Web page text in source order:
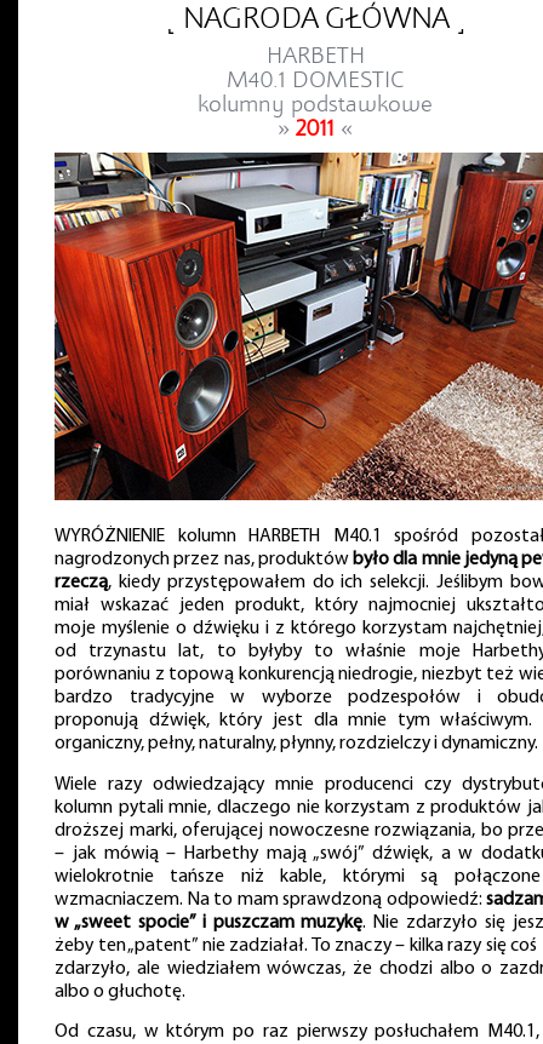
˻ NAGRODA GŁÓWNA ˼
HARBETH
M40.1 DOMESTIC
kolumny podstawkowe
» 2011 «
WYRÓŻNIENIE kolumn HARBETH M40.1 spośród
nagrodzonych przez nas, produktów było dla mnie jedyną
rzeczą, kiedy przystępowałem do ich selekcji. Jeślibym
miał wskazać jeden produkt, który najmocniej
moje myślenie o dźwięku i z którego korzystam
od trzynastu lat, to byłyby to właśnie moje
porównaniu z topową konkurencją niedrogie, niezbyt też
bardzo tradycyjne w wyborze podzespołów i
proponują dźwięk, który jest dla mnie tym właściwym.
organiczny, pełny, naturalny, płynny, rozdzielczy i dynamiczny.
Wiele razy odwiedzający mnie producenci czy
kolumn pytali mnie, dlaczego nie korzystam z produktów
droższej marki, oferującej nowoczesne rozwiązania, bo
– jak mówią – Harbethy mają „swój” dźwięk, a w
wielokrotnie tańsze niż kable, którymi są
wzmacniaczem. Na to mam sprawdzoną odpowiedź:
w „sweet spocie” i puszczam muzykę. Nie zdarzyło się
żeby ten „patent” nie zadziałał. To znaczy – kilka razy się
zdarzyło, ale wiedziałem wówczas, że chodzi albo o
albo o głuchotę.
Od czasu, w którym po raz pierwszy posłuchałem